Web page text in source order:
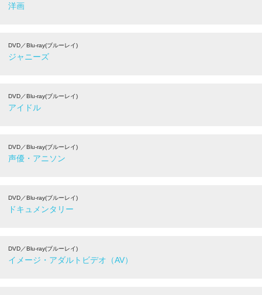
洋画
DVD／Blu-ray(ブルーレイ)
ジャニーズ
DVD／Blu-ray(ブルーレイ)
アイドル
DVD／Blu-ray(ブルーレイ)
声優・アニソン
DVD／Blu-ray(ブルーレイ)
ドキュメンタリー
DVD／Blu-ray(ブルーレイ)
イメージ・アダルトビデオ（AV）